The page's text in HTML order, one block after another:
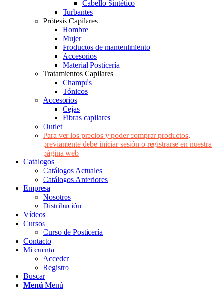
Cabello Sintético
Turbantes
Prótesis Capilares
Hombre
Mujer
Productos de mantenimiento
Accesorios
Material Posticería
Tratamientos Capilares
Champús
Tónicos
Accesorios
Cejas
Fibras capilares
Outlet
Para ver los precios y poder comprar productos,
previamente debe iniciar sesión o registrarse en nuestra
página web
Catálogos
Catálogos Actuales
Catálogos Anteriores
Empresa
Nosotros
Distribución
Vídeos
Cursos
Curso de Posticería
Contacto
Mi cuenta
Acceder
Registro
Buscar
Menú Menú